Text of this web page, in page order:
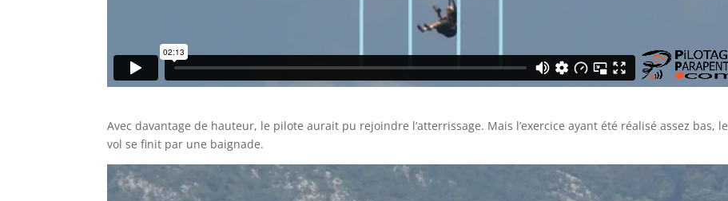
Avec davantage de hauteur, le pilote aurait pu rejoindre l’atterrissage. Mais l’exercice ayant été réalisé assez bas, le
vol se finit par une baignade.